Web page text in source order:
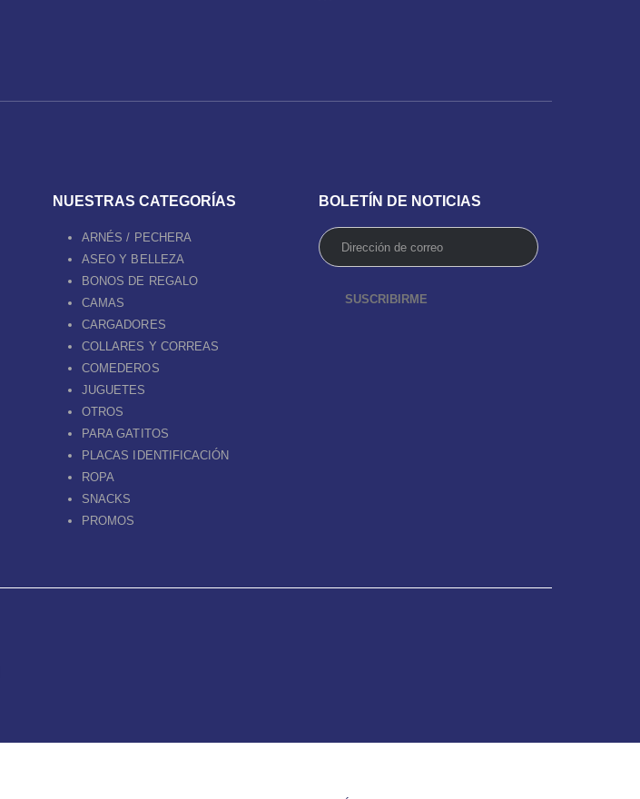
NUESTRAS CATEGORÍAS
ARNÉS / PECHERA
ASEO Y BELLEZA
BONOS DE REGALO
CAMAS
CARGADORES
COLLARES Y CORREAS
COMEDEROS
JUGUETES
OTROS
PARA GATITOS
PLACAS IDENTIFICACIÓN
ROPA
SNACKS
PROMOS
BOLETÍN DE NOTICIAS